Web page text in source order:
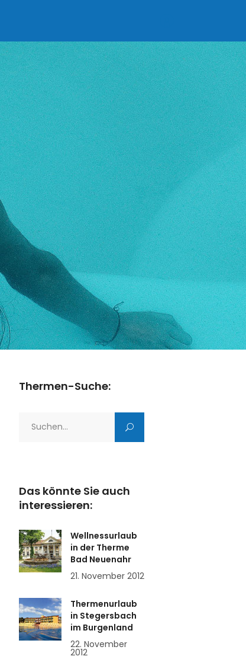
Thermen-Suche:
Das könnte Sie auch
interessieren:
Wellnessurlaub
in der Therme
Bad Neuenahr
21. November 2012
Thermenurlaub
in Stegersbach
im Burgenland
22. November
2012